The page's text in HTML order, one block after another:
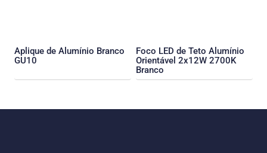
Aplique de Alumínio Branco
GU10
Foco LED de Teto Alumínio
Orientável 2x12W 2700K
Branco